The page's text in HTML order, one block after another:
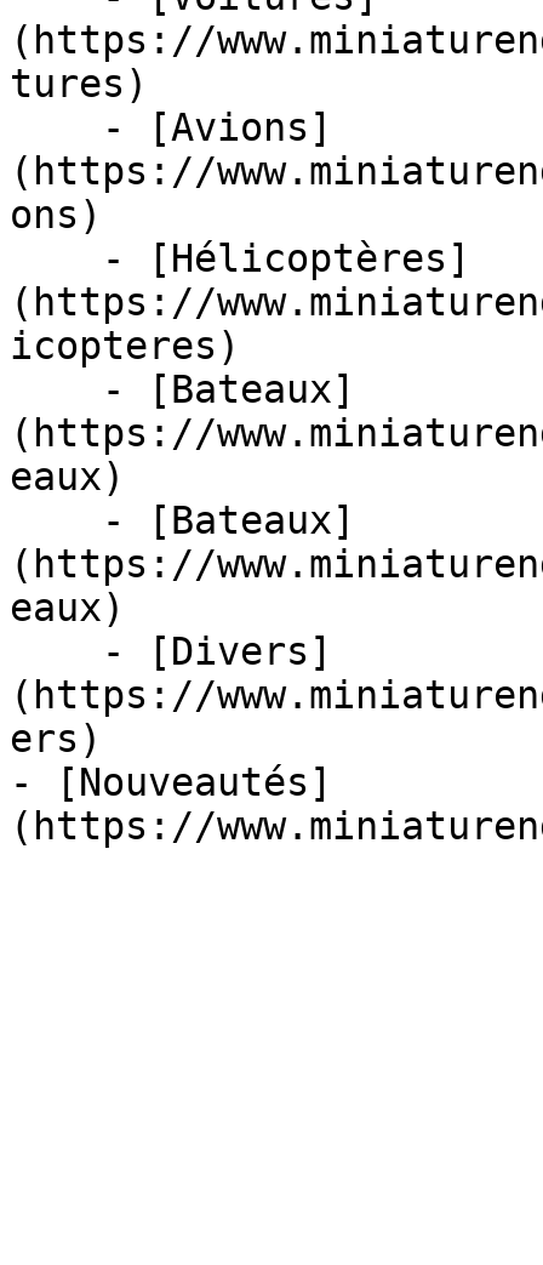
(https://
tures)
(https://
ons)
(https://
icopteres)
(https://
eaux)
(https://
eaux)
(https://
ers)
- [Nouveautés]